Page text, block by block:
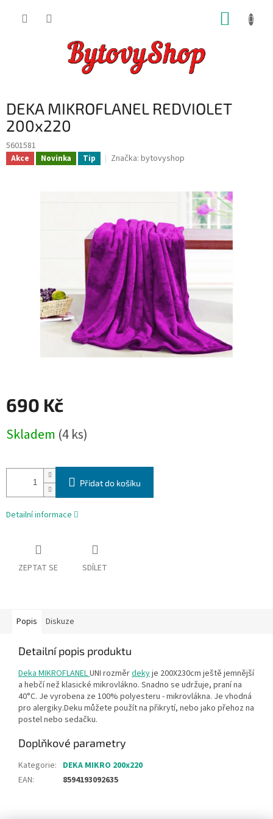
DEKA MIKROFLANEL REDVIOLET
200x220
5601581
Akce Novinka Tip Značka: bytovyshop
690 Kč
cena:
Skladem (4 ks)
Přidat do košíku
Detailní informace
ZEPTAT SE SDÍLET
Popis Diskuze
Detailní popis produktu
Deka MIKROFLANELUNI rozměrdekyje 200X230cm ještě jemnější
a hebčí než klasické mikrovlákno. Snadno se udržuje, praní na
40°C. Je vyrobena ze 100% polyesteru - mikrovlákna. Je vhodná
pro alergiky.Deku můžete použít na přikrytí, nebo jako přehoz na
postel nebo sedačku.
Doplňkové parametry
Kategorie: DEKA MIKRO 200x220
EAN: 8594193092635